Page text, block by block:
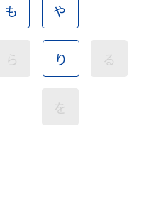
も や
ら り る
を